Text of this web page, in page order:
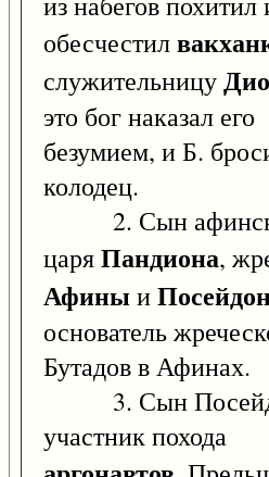
обесчестил
служительницу
это бог наказал его
безумием, и Б.
колодец.
2. Сын
царяПандиона,
Афины и
основатель
Бутадов в Афинах.
3. Сын
участник похода